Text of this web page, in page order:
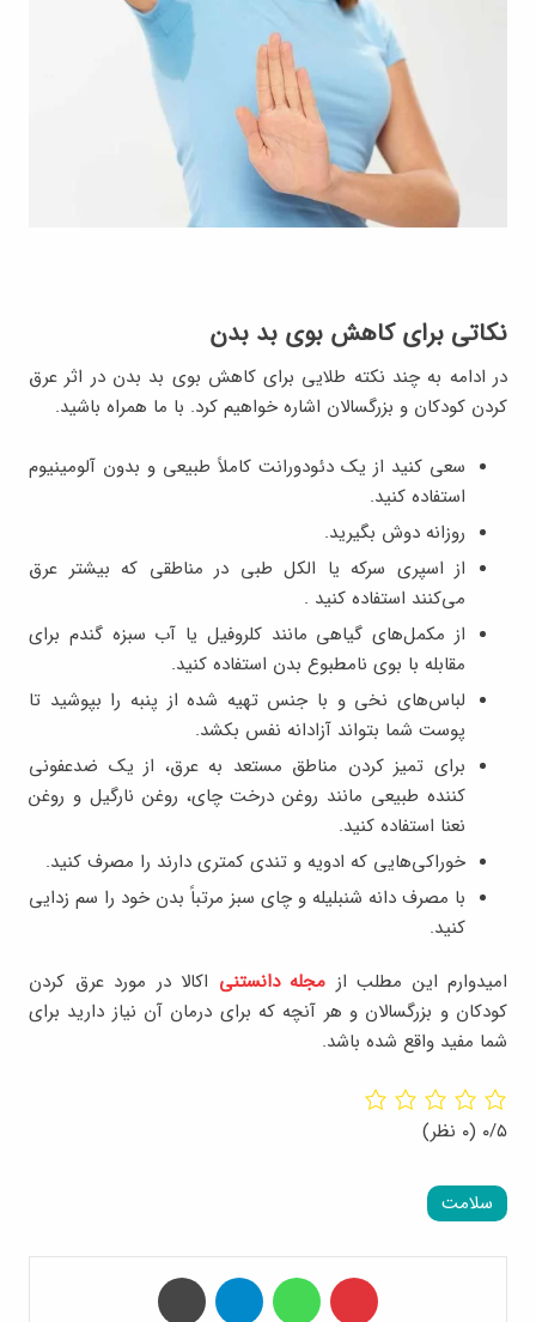
نکاتی برای کاهش بوی بد بدن
در ادامه به چند نکته طلایی برای کاهش بوی بد بدن در اثر عرق
کردن کودکان و بزرگسالان اشاره خواهیم کرد. با ما همراه باشید.
سعی کنید از یک دئودورانت کاملاً طبیعی و بدون آلومینیوم
استفاده کنید.
روزانه دوش بگیرید.
از اسپری سرکه یا الکل طبی در مناطقی که بیشتر عرق
می‌کنند استفاده کنید .
از مکمل‌های گیاهی مانند کلروفیل یا آب سبزه گندم برای
مقابله با بوی نامطبوع بدن استفاده کنید.
لباس‌های نخی و با جنس تهیه شده از پنبه را بپوشید تا
پوست شما بتواند آزادانه نفس بکشد.
برای تمیز کردن مناطق مستعد به عرق، از یک ضدعفونی
کننده طبیعی مانند روغن درخت چای، روغن نارگیل و روغن
نعنا استفاده کنید.
خوراکی‌هایی که ادویه و تندی کمتری دارند را مصرف کنید.
با مصرف دانه شنبلیله و چای سبز مرتباً بدن خود را سم زدایی
کنید.
امیدوارم این مطلب از مجله دانستنی اکالا در مورد عرق کردن
کودکان و بزرگسالان و هر آنچه که برای درمان آن نیاز دارید برای
شما مفید واقع شده باشد.
۰/۵ (۰ نظر)
سلامت